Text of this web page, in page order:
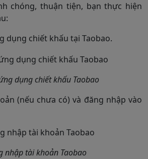
chóng, thuận tiện, bạn thực hiện
dụng chiết khấu tại Taobao.
dụng chiết khấu Taobao
(nếu chưa có) và đăng nhập vào
nhập tài khoản Taobao